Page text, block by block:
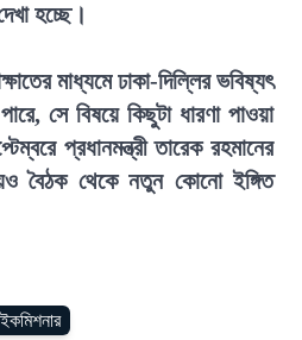
হচ্ছে।
মাধ্যমে ঢাকা-দিল্লির ভবিষ্যৎ
সে বিষয়ে কিছুটা ধারণা পাওয়া
প্রধানমন্ত্রী তারেক রহমানের
বৈঠক থেকে নতুন কোনো ইঙ্গিত